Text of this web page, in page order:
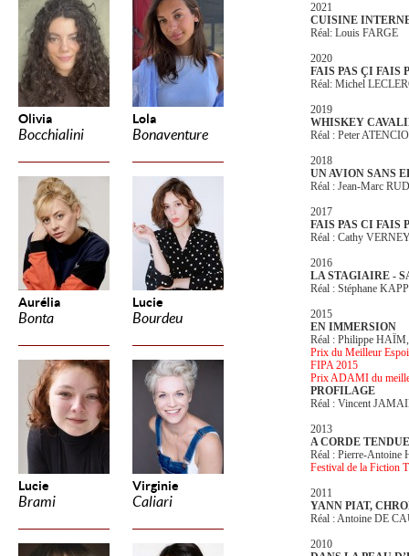
Olivia
Bocchialini
Lola
Bonaventure
Aurélia
Bonta
Lucie
Bourdeu
Lucie
Brami
Virginie
Caliari
2021
CUISINE
Réal: Louis FARGE
2020
FAIS PAS ÇI FAIS
Réal: Michel
2019
WHISKEY
Réal : Peter ATENCIO
2018
UN AVION SANS
Réal : Jean-Marc
2017
FAIS PAS CI FAIS
Réal : Cathy
2016
LA STAGIAIRE -
Réal : Stéphane
2015
EN IMMERSION
Réal : Philippe
Prix du Meilleur
FIPA 2015
Prix ADAMI du
PROFILAGE
Réal : Vincent
2013
A CORDE TENDUE
Réal : Pierre-Antoine
Festival de la Fiction
2011
YANN PIAT,
Réal : Antoine DE
2010